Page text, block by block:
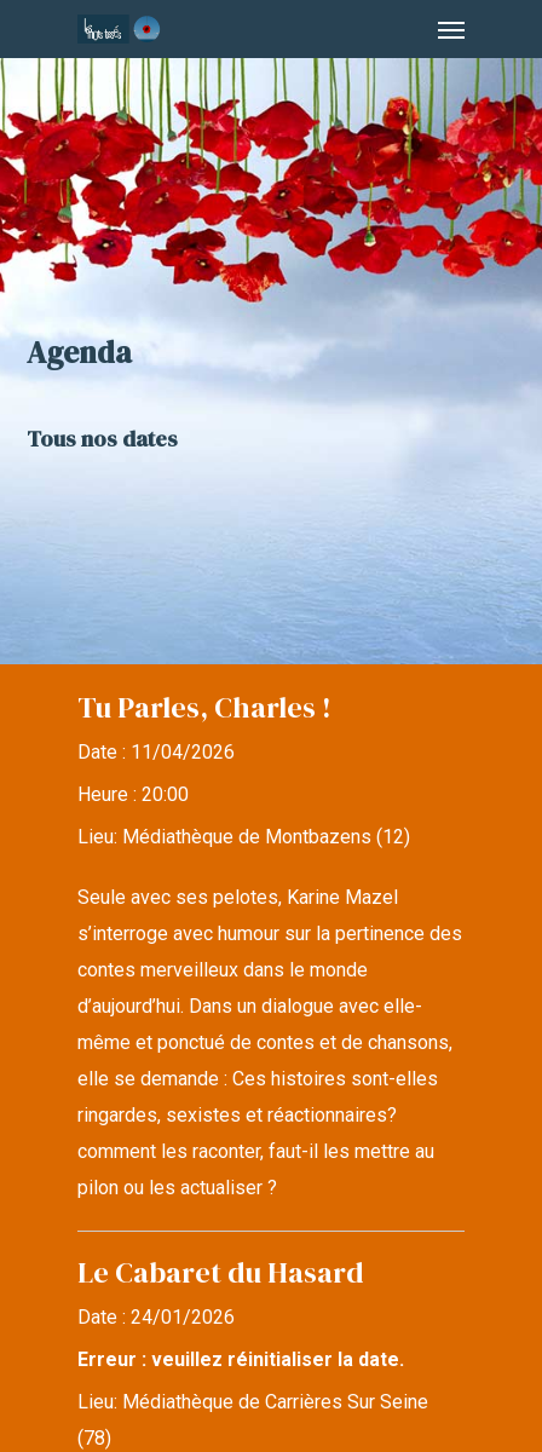
to
main
content
Agenda
Tous nos dates
Tu Parles, Charles !
Date : 11/04/2026
Heure :20:00
Lieu: Médiathèque de Montbazens (12)
Seule avec ses pelotes, Karine Mazel
s’interroge avec humour sur la pertinence des
contes merveilleux dans le monde
d’aujourd’hui. Dans un dialogue avec elle-
même et ponctué de contes et de chansons,
elle se demande : Ces histoires sont-elles
ringardes, sexistes et réactionnaires?
comment les raconter, faut-il les mettre au
pilon ou les actualiser ?
Le Cabaret du Hasard
Date :24/01/2026
Erreur : veuillez réinitialiser la date.
Lieu: Médiathèque de Carrières Sur Seine
(78)